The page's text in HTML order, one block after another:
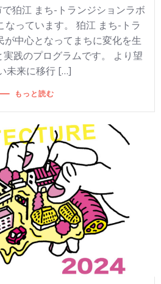
狛江 まち-トランジションラボ
なっています。 狛江 まち-トラ
が中心となってまちに変化を生
践のプログラムです。 より望
未来に移行 […]
もっと読む